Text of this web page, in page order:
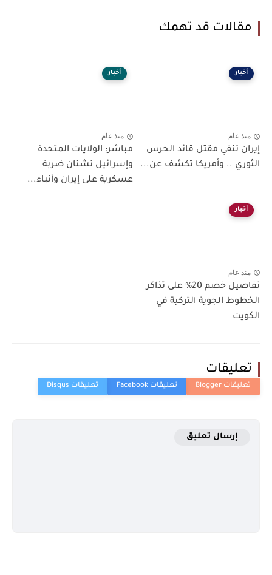
مقالات قد تهمك
أخبار
منذ عام
إيران تنفي مقتل قائد الحرس
الثوري .. وأمريكا تكشف عن...
أخبار
منذ عام
مباشر: الولايات المتحدة
وإسرائيل تشنان ضربة
عسكرية على إيران وأنباء...
أخبار
منذ عام
تفاصيل خصم 20٪ على تذاكر
الخطوط الجوية التركية في
الكويت
تعليقات
إرسال تعليق